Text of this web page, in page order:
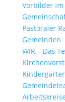
Vorbilder im
Pasto­raler
Gemeinden
WIR – Das